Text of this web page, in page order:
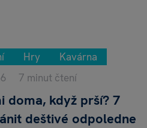
Hry
Kavárna
7 minut čtení
doma, když prší? 7
deštivé odpoledne